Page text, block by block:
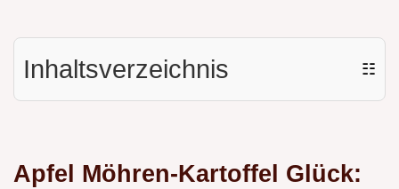
Inhaltsverzeichnis ☷
Apfel Möhren-Kartoffel Glück: